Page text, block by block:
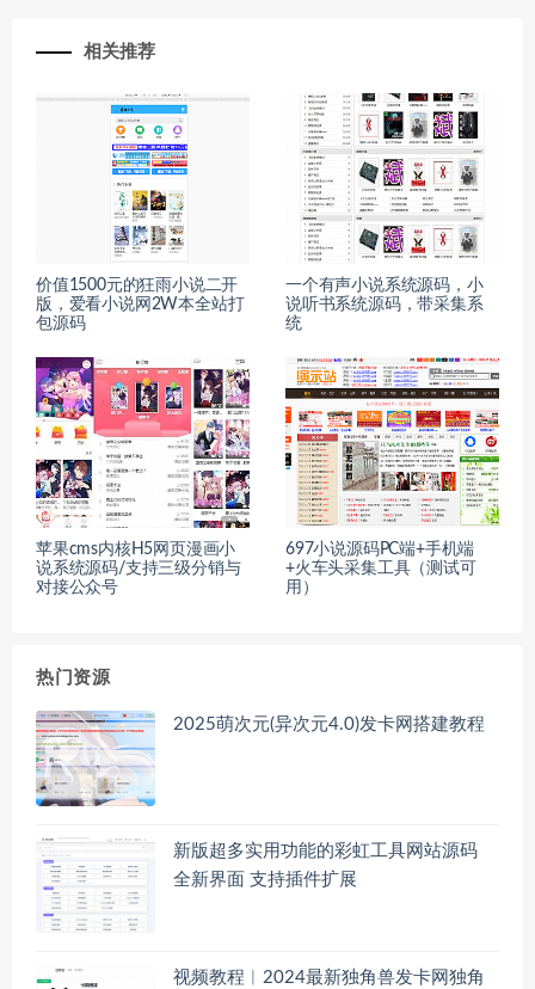
相关推荐
价值1500元的狂雨小说二开
版，爱看小说网2W本全站打
包源码
一个有声小说系统源码，小
说听书系统源码，带采集系
统
苹果cms内核H5网页漫画小
说系统源码/支持三级分销与
对接公众号
697小说源码PC端+手机端
+火车头采集工具（测试可
用）
热门资源
2025萌次元(异次元4.0)发卡网搭建教程
新版超多实用功能的彩虹工具网站源码
全新界面 支持插件扩展
视频教程︱2024最新独角兽发卡网独角